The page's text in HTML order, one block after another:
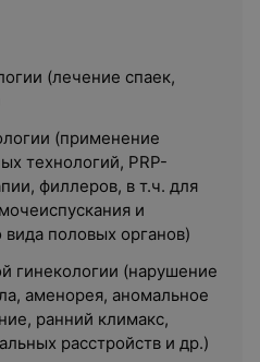
(лечение спаек,
(применение
технологий, PRP-
филлеров, в т.ч. для
и
половых органов)
гинекологии (нарушение
аменорея, аномальное
ранний климакс,
расстройств и др.)